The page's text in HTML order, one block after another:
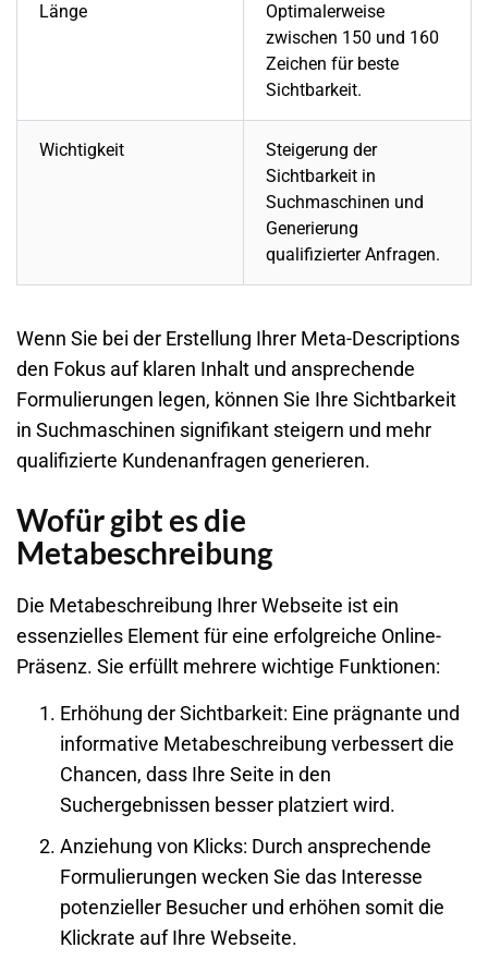
Länge
Optimalerweise
zwischen 150 und 160
Zeichen für beste
Sichtbarkeit.
Wichtigkeit
Steigerung der
Sichtbarkeit in
Suchmaschinen und
Generierung
qualifizierter Anfragen.
Wenn Sie bei der Erstellung Ihrer Meta-Descriptions
den Fokus auf klaren Inhalt und ansprechende
Formulierungen legen, können Sie Ihre Sichtbarkeit
in Suchmaschinen signifikant steigern und mehr
qualifizierte Kundenanfragen generieren.
Wofür gibt es die
Metabeschreibung
Die Metabeschreibung IhrerWebseite ist ein
essenzielles Element für eine erfolgreiche Online-
Präsenz. Sie erfüllt mehrere wichtige Funktionen:
Erhöhung der Sichtbarkeit: Eine prägnante und
informative Metabeschreibung verbessert die
Chancen, dass Ihre Seite in den
Suchergebnissen besser platziert wird.
Anziehung von Klicks: Durch ansprechende
Formulierungen wecken Sie das Interesse
potenzieller Besucher und erhöhen somit die
Klickrate auf Ihre Webseite.